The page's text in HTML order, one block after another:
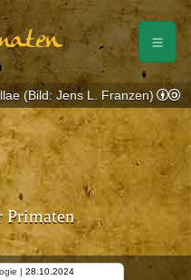
Primaten
| 28.10.2024
(Bild: Jens L. Franzen)